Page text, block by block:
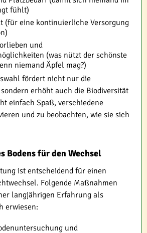
fühlt)
(für eine kontinuierliche Versorgung
und
(was nützt der schönste
niemand Äpfel mag?)
fördert nicht nur die
erhöht auch die Biodiversität
einfach Spaß, verschiedene
und zu beobachten, wie sie sich
Bodens für den Wechsel
ist entscheidend für einen
Folgende Maßnahmen
langjährigen Erfahrung als
erwiesen:
und